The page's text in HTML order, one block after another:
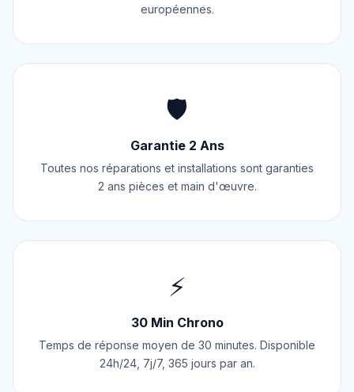
européennes.
🛡️
Garantie 2 Ans
Toutes nos réparations et installations sont garanties
2 ans pièces et main d'œuvre.
⚡
30 Min Chrono
Temps de réponse moyen de 30 minutes. Disponible
24h/24, 7j/7, 365 jours par an.